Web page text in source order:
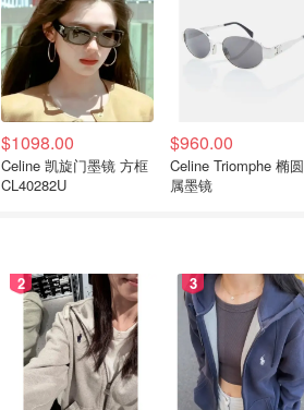
$1098.00
Celine 凯旋门墨镜 方框
CL40282U
$960.00
Celine Triomphe 椭
属墨镜
2 3